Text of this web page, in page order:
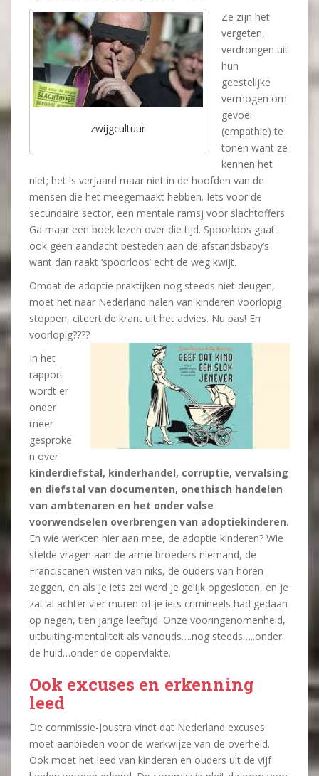
zwijgcultuur
Ze zijn het
vergeten,
verdrongen uit
hun
geestelijke
vermogen om
gevoel
(empathie) te
tonen want ze
kennen het
niet; het is verjaard maar niet in de hoofden van de
mensen die het meegemaakt hebben. Iets voor de
secundaire sector, een mentale ramsj voor slachtoffers.
Ga maar een boek lezen over die tijd. Spoorloos gaat
ook geen aandacht besteden aan de afstandsbaby’s
want dan raakt ‘spoorloos’ echt de weg kwijt.
Omdat de adoptie praktijken nog steeds niet deugen,
moet het naar Nederland halen van kinderen voorlopig
stoppen, citeert de krant uit het advies. Nu pas! En
voorlopig????
In het
rapport
wordt er
onder
meer
gesproke
n over
kinderdiefstal, kinderhandel, corruptie, vervalsing
en diefstal van documenten, onethisch handelen
van ambtenaren en het onder valse
voorwendselen overbrengen van adoptiekinderen.
En wie werkten hier aan mee, de adoptie kinderen? Wie
stelde vragen aan de arme broeders niemand, de
Franciscanen wisten van niks, de ouders van horen
zeggen, en als je iets zei werd je gelijk opgesloten, en je
zat al achter vier muren of je iets crimineels had gedaan
op negen, tien jarige leeftijd. Onze vooringenomenheid,
uitbuiting-mentaliteit als vanouds….nog steeds…..onder
de huid…onder de oppervlakte.
Ook excuses en erkenning
leed
De commissie-Joustra vindt dat Nederland excuses
moet aanbieden voor de werkwijze van de overheid.
Ook moet het leed van kinderen en ouders uit de vijf